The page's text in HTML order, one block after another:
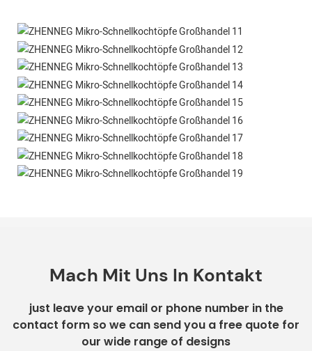
Mach Mit Uns In Kontakt
just leave your email or phone number in the
contact form so we can send you a free quote for
our wide range of designs